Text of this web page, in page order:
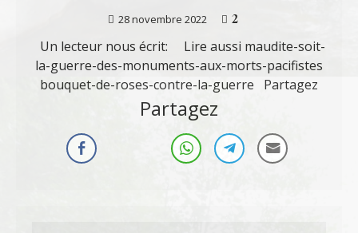
28 novembre 2022
2
Un lecteur nous écrit: Lire aussi maudite-soit-
la-guerre-des-monuments-aux-morts-pacifistes
bouquet-de-roses-contre-la-guerre Partagez
Partagez